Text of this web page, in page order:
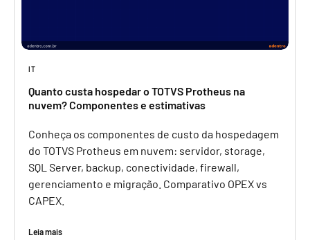
IT
Quanto custa hospedar o TOTVS Protheus na
nuvem? Componentes e estimativas
Conheça os componentes de custo da hospedagem
do TOTVS Protheus em nuvem: servidor, storage,
SQL Server, backup, conectividade, firewall,
gerenciamento e migração. Comparativo OPEX vs
CAPEX.
Leia mais